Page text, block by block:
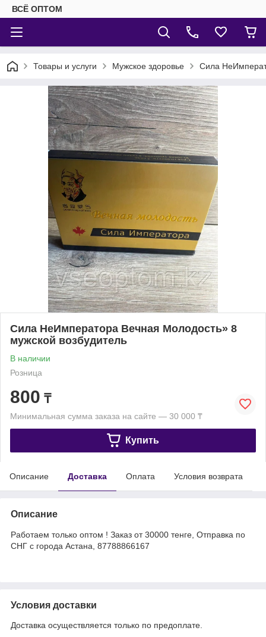
ВСЁ ОПТОМ
Товары и услуги Мужское здоровье Сила
Сила НеИмператора Вечная Молодость» 8
мужской возбудитель
В наличии
Розница
800 ₸
Минимальная сумма заказа на сайте — 30 000 ₸
Купить
Описание Доставка Оплата Условия возврата
Описание
Работаем только оптом ! Заказ от 30000 тенге, Отправка по
СНГ с города Астана, 87788866167
Условия доставки
Доставка осуществляется только по предоплате.